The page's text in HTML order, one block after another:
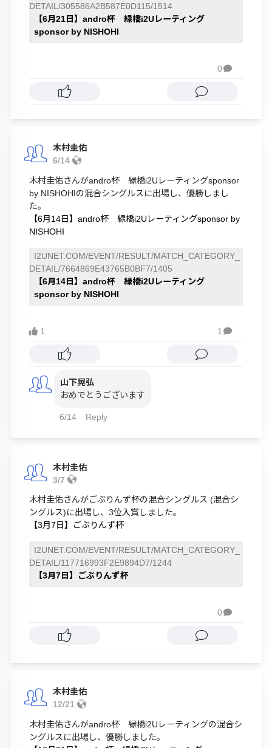
DETAIL/305586A2B587E0D115/1514
【6月21日】andro杯 緑橋i2Uレーティング
sponsor by NISHOHI
0
木村圭佑
6/14
木村圭佑さんがandro杯 緑橋i2Uレーティングsponsor
by NISHOHIの混合シングルスに出場し、優勝しまし
た。
【6月14日】andro杯 緑橋i2Uレーティングsponsor by
NISHOHI
I2UNET.COM/EVENT/RESULT/MATCH_CATEGORY_
DETAIL/7664869E43765B0BF7/1405
【6月14日】andro杯 緑橋i2Uレーティング
sponsor by NISHOHI
1 1 
山下晃弘
おめでとうございます
6/14 Reply
木村圭佑
3/7
木村圭佑さんがごぶりんず杯の混合シングルス (混合シ
ングルス)に出場し、3位入賞しました。
【3月7日】ごぶりんず杯
I2UNET.COM/EVENT/RESULT/MATCH_CATEGORY_
DETAIL/117716993F2E9894D7/1244
【3月7日】ごぶりんず杯
0
木村圭佑
12/21
木村圭佑さんがandro杯 緑橋i2Uレーティングの混合シ
ングルスに出場し、優勝しました。